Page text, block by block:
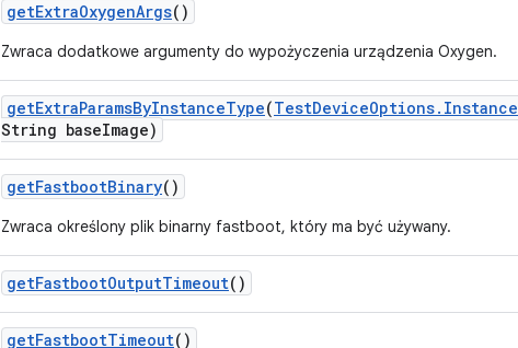
getExtraOxygenArgs()
Zwraca dodatkowe argumenty do wypożyczenia urządzenia Oxygen.
getExtraParamsByInstanceType(TestDeviceOptions. Instance
String baseImage)
getFastbootBinary()
Zwraca określony plik binarny fastboot, który ma być używany.
getFastbootOutputTimeout()
getFastbootTimeout()